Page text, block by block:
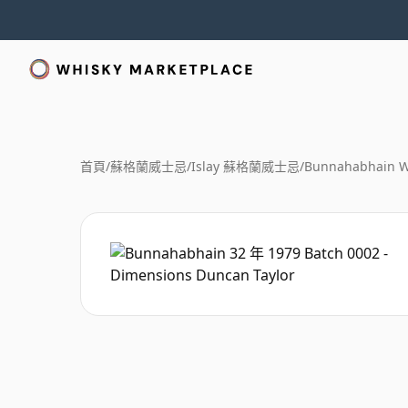
首頁/蘇格蘭威士忌/Islay 蘇格蘭威士忌/Bunnahabhain